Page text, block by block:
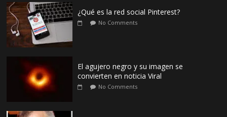
¿Qué es la red social Pinterest?
No Comments
El agujero negro y su imagen se
convierten en noticia Viral
No Comments